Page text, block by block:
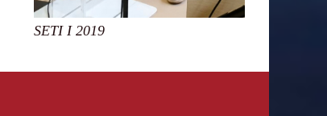
SETI I 2019